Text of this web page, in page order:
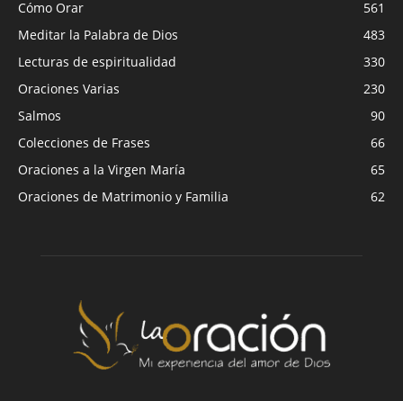
Cómo Orar
561
Meditar la Palabra de Dios
483
Lecturas de espiritualidad
330
Oraciones Varias
230
Salmos
90
Colecciones de Frases
66
Oraciones a la Virgen María
65
Oraciones de Matrimonio y Familia
62